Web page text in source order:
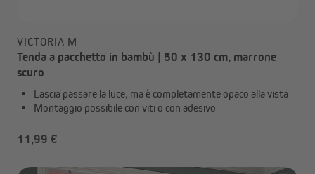
VICTORIA M
Tenda a pacchetto in bambù | 50 x 130 cm, marrone
scuro
Lascia passare la luce, ma è completamente opaco alla vista
Montaggio possibile con viti o con adesivo
11,99 €